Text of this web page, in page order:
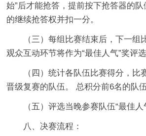
始”后才能抢答，提前按下抢答器的
的继续抢答权并扣一分。
（三）每组比赛结束后，下一组
观众互动环节将作为“最佳人气”奖评
（四）统计各队伍比赛得分，比
晋级复赛的队伍。 总积分前6名的队
（五）评选当晚参赛队伍“最佳人
八、决赛流程：